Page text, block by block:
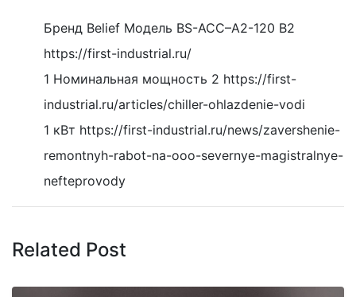
Бренд Belief Модель BS-ACС–A2-120 B2
https://first-industrial.ru/
1 Номинальная мощность 2 https://first-
industrial.ru/articles/chiller-ohlazdenie-vodi
1 кВт https://first-industrial.ru/news/zavershenie-
remontnyh-rabot-na-ooo-severnye-magistralnye-
nefteprovody
Related Post